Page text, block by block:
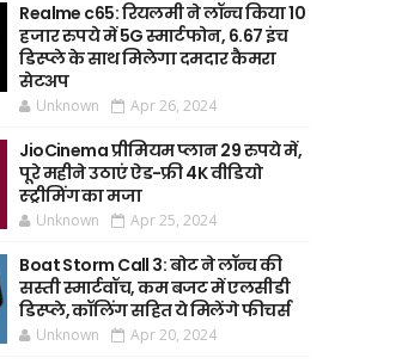
Realme c65: रियलमी ने लॉन्च किया 10
हजार रुपये में 5G स्मार्टफोन, 6.67 इंच
डिस्प्ले के साथ मिलेगा दमदार कैमरा
सेटअप
Unknown Apr 26, 2024
JioCinema प्रीमियम प्लान 29 रुपये में,
पूरे महीने उठाएं ऐड-फ्री 4K वीडियो
स्ट्रीमिंग का मजा
Unknown Apr 25, 2024
Boat Storm Call 3: बोट ने लॉन्च की
सस्ती स्मार्टवॉच, कम बजट में एलसीडी
डिस्प्ले, कॉलिंग सहित ये मिलेंगे फीचर्स
Unknown Apr 20, 2024